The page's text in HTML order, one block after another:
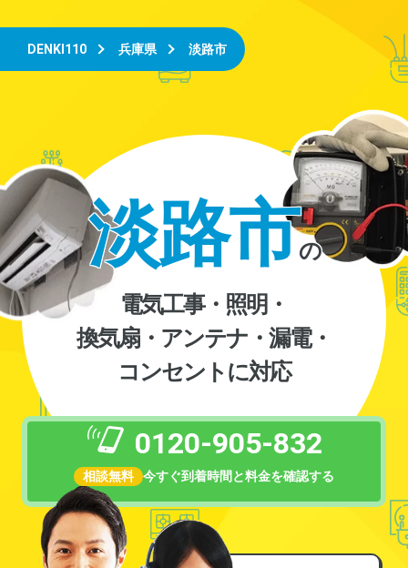
DENKI110 兵庫県 淡路市
淡路市の
電気工事・照明・
換気扇・アンテナ・漏電・
コンセントに対応
0120-905-832
相談無料 今すぐ到着時間と料金を確認する